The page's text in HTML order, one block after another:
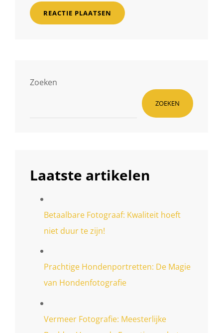
Zoeken
ZOEKEN
Laatste artikelen
Betaalbare Fotograaf: Kwaliteit hoeft
niet duur te zijn!
Prachtige Hondenportretten: De Magie
van Hondenfotografie
Vermeer Fotografie: Meesterlijke